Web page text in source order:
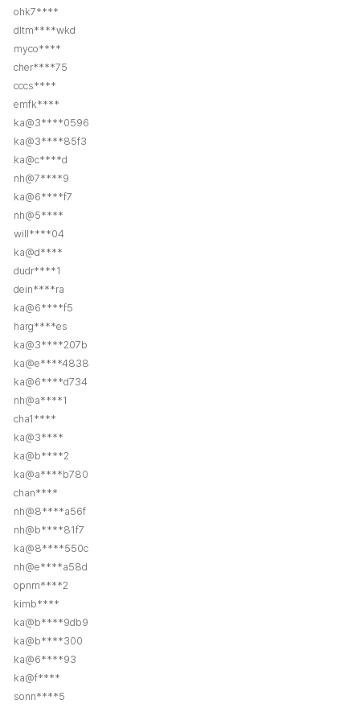
ohk7****
dltm****wkd
myco****
cher****75
cccs****
emfk****
ka@3****0596
ka@3****85f3
ka@c****d
nh@7****9
ka@6****f7
nh@5****
will****04
ka@d****
dudr****1
dein****ra
ka@6****f5
harg****es
ka@3****207b
ka@e****4838
ka@6****d734
nh@a****1
cha1****
ka@3****
ka@b****2
ka@a****b780
chan****
nh@8****a56f
nh@b****81f7
ka@8****550c
nh@e****a58d
opnm****2
kimb****
ka@b****9db9
ka@b****300
ka@6****93
ka@f****
sonn****5